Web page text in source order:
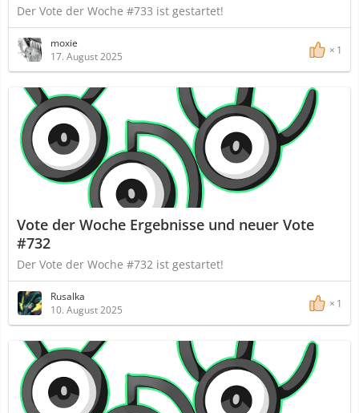
Der Vote der Woche #733 ist gestartet!
moxie
17. August 2025
1
Vote der Woche Ergebnisse und neuer Vote
#732
Der Vote der Woche #732 ist gestartet!
Rusalka
10. August 2025
1